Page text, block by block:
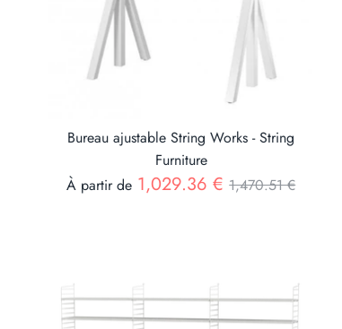
Bureau ajustable String Works - String
Furniture
À partir de 1,029.36 €Prix
1,470.51 €